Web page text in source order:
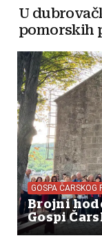
U
pomorskih
GOSPA ČARSKOG
Brojni
Gospi